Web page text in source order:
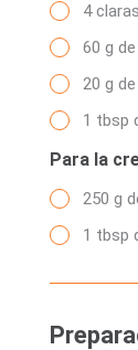
4
60 g
20 g
1 tbsp
Para la
250 g
1 tbsp